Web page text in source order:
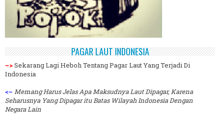
PAGAR LAUT INDONESIA
~>Sekarang Lagi Heboh Tentang Pagar Laut Yang Terjadi Di
Indonesia
<~ Memang Harus Jelas Apa Maksudnya Laut Dipagar, Karena
Seharusnya Yang Dipagar itu Batas Wilayah Indonesia Dengan
Negara Lain